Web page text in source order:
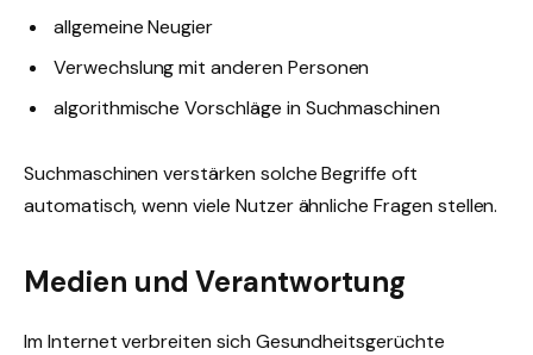
allgemeine Neugier
Verwechslung mit anderen Personen
algorithmische Vorschläge in Suchmaschinen
Suchmaschinen verstärken solche Begriffe oft
automatisch, wenn viele Nutzer ähnliche Fragen stellen.
Medien und Verantwortung
Im Internet verbreiten sich Gesundheitsgerüchte